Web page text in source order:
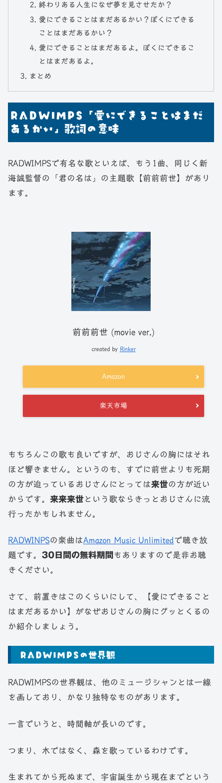
終わりある人生になぜ夢を見させたか？
愛にできることはまだあるかい？ぼくにできる
ことはまだあるかい？
愛にできることはまだあるよ。ぼくにできるこ
とはまだあるよ。
まとめ
RADWIMPS「愛にできることはまだ
あるかい」歌詞の意味
RADWIMPSで有名な歌といえば、もう1曲、同じく新
海誠監督の「君の名は」の主題歌【前前前世】があり
ます。
前前前世 (movie ver.)
created by Rinker
Amazon
楽天市場
もちろんこの歌も良いですが、おじさんの胸にはそれ
ほど響きません。というのも、すでに前世よりも死期
の方が迫っているおじさんにとっては来世の方が近い
からです。 来来来世という歌ならきっとおじさんに流
行ったかもしれません。
RADWINPSの楽曲はAmazon Music Unlimitedで聴き放
題です。 30日間の無料期間 もありますので是非お聴
きください。
さて、前置きはこのくらいにして、【愛にできること
はまだあるかい】がなぜおじさんの胸にグッとくるの
か紹介しましょう。
RADWIMPSの世界観
RADWIMPSの世界観は、他のミュージシャンとは一線
を画しており、かなり独特なものがあります。
一言でいうと、時間軸が長いのです。
つまり、木ではなく、森を歌っているわけです。
生まれてから死ぬまで、宇宙誕生から現在までという